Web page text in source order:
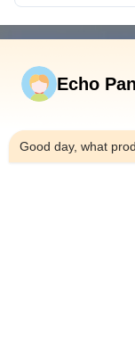
Echo
Good day, what